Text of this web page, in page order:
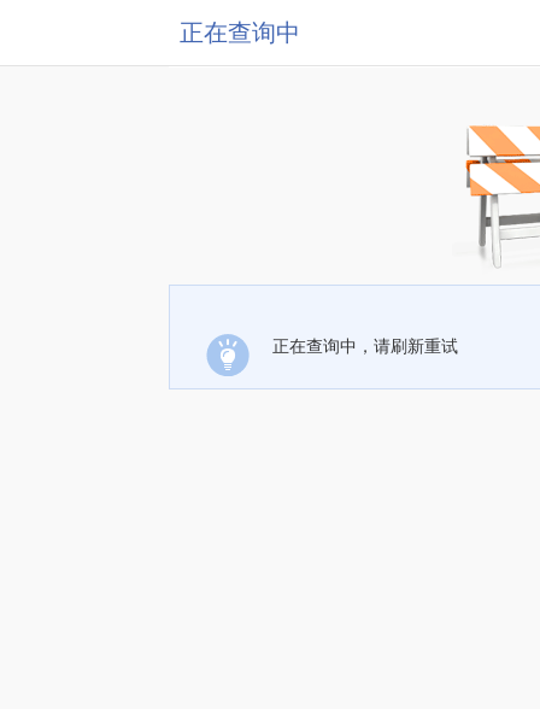
正在查询中
正在查询中，请刷新重试